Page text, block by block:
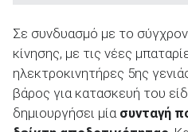
Σε συνδυασμό με το
κίνησης, με τις νέες
ηλεκτροκινητήρες 5ης
βάρος για κατασκευή του
δημιουργήσει μία συνταγή